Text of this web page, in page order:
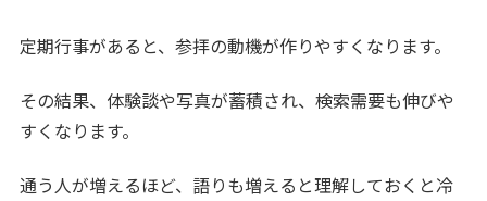
定期行事があると、参拝の動機が作りやすくなります。
その結果、体験談や写真が蓄積され、検索需要も伸びや
すくなります。
通う人が増えるほど、語りも増えると理解しておくと冷